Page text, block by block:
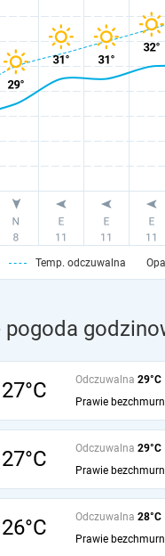
Temp. odczuwalna
pogoda
27°C Odczuwalna 29°C
Prawie
27°C Odczuwalna 29°C
Prawie
26°C Odczuwalna 28°C
Prawie